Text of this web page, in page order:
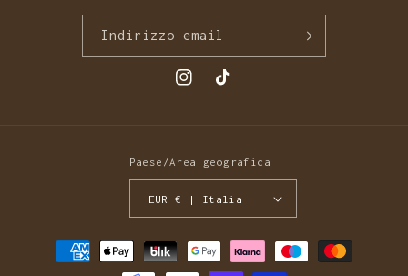
Indirizzo email
InstagramTikTok
Paese/Area geografica
EUR € | Italia
Metodi